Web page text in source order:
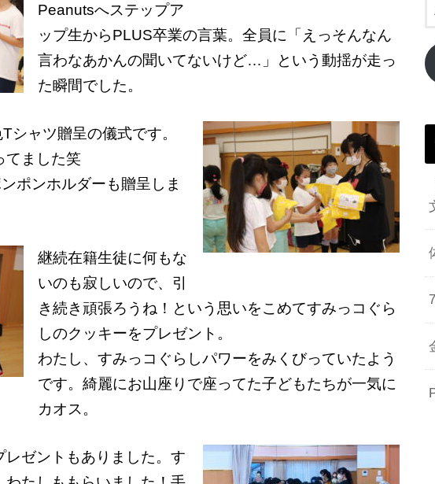
Peanutsへステップア
ップ生からPLUS卒業の言葉。全員に「えっそんなん
言わなあかんの聞いてないけど…」という動揺が走っ
た瞬間でした。
シャツ贈呈の儀式です。
てました笑
ポンホルダーも贈呈しま
継続在籍生徒に何もな
いのも寂しいので、引
き続き頑張ろうね！という思いをこめてすみっコぐら
しのクッキーをプレゼント。
わたし、すみっコぐらしパワーをみくびっていたよう
です。綺麗にお山座りで座ってた子どもたちが一気に
カオス。
ゼントもありました。す
ア